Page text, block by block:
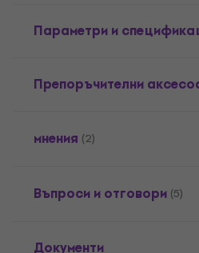
Параметри и
Препоръчителни
мнения (2)
Въпроси и отговори (5)
Документи